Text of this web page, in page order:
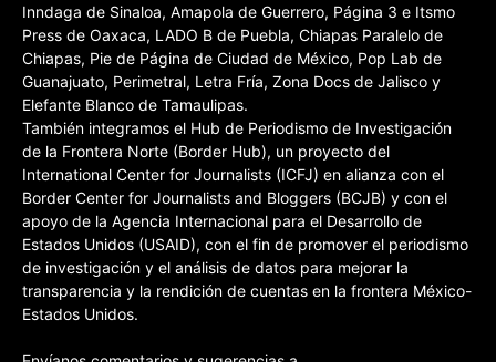
Inndaga de Sinaloa, Amapola de Guerrero, Página 3 e Itsmo
Press de Oaxaca, LADO B de Puebla, Chiapas Paralelo de
Chiapas, Pie de Página de Ciudad de México, Pop Lab de
Guanajuato, Perimetral, Letra Fría, Zona Docs de Jalisco y
Elefante Blanco de Tamaulipas.
También integramos el Hub de Periodismo de Investigación
de la Frontera Norte (Border Hub), un proyecto del
International Center for Journalists (ICFJ) en alianza con el
Border Center for Journalists and Bloggers (BCJB) y con el
apoyo de la Agencia Internacional para el Desarrollo de
Estados Unidos (USAID), con el fin de promover el periodismo
de investigación y el análisis de datos para mejorar la
transparencia y la rendición de cuentas en la frontera México-
Estados Unidos.